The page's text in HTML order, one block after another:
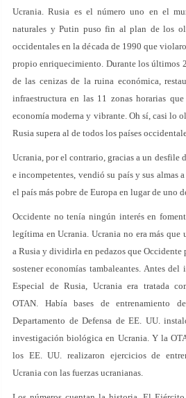
Ucrania. Rusia es el número uno en el
naturales y Putin puso fin al plan de los
occidentales en la década de 1990 que
propio enriquecimiento. Durante los últimos
de las cenizas de la ruina económica,
infraestructura en las 11 zonas horarias
economía moderna y vibrante. Oh sí, casi lo
Rusia supera al de todos los países
Ucrania, por el contrario, gracias a un desfile
e incompetentes, vendió su país y sus almas
el país más pobre de Europa en lugar de uno
Occidente no tenía ningún interés en
legítima en Ucrania. Ucrania no era más que
a Rusia y dividirla en pedazos que Occidente
sostener economías tambaleantes. Antes
Especial de Rusia, Ucrania era tratada
OTAN. Había bases de entrenamiento
Departamento de Defensa de EE. UU.
investigación biológica en Ucrania. Y la
los EE. UU. realizaron ejercicios de
Ucrania con las fuerzas ucranianas.